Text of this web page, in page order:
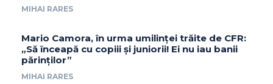
MIHAI RARES
Mario Camora, în urma umilinței trăite de CFR:
„Să înceapă cu copiii și juniorii! Ei nu iau banii
părinților”
MIHAI RARES